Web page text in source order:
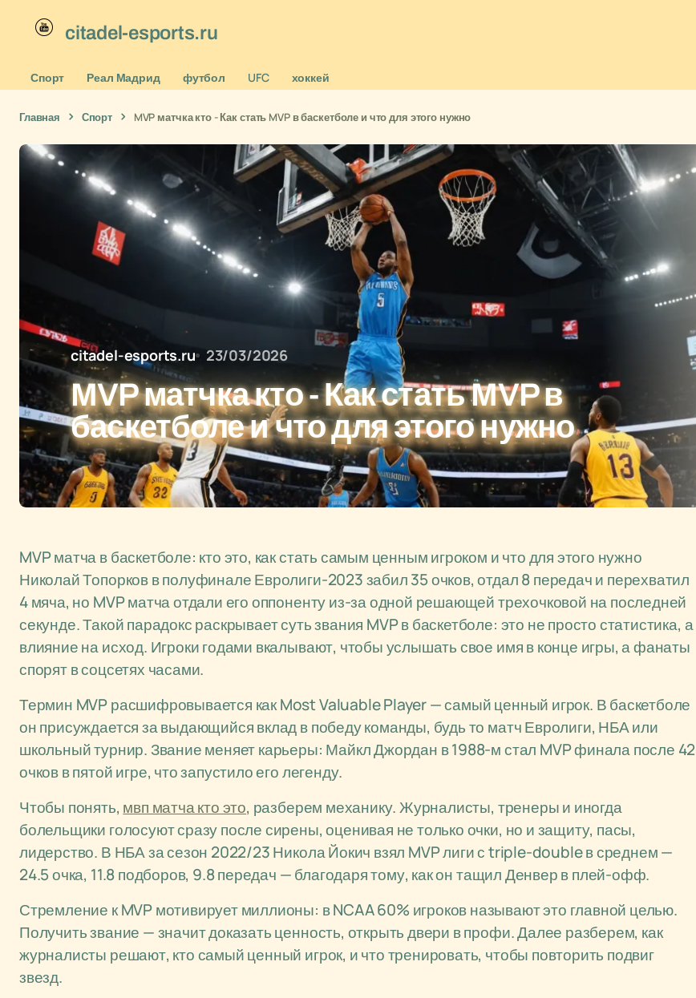
citadel-esports.ru
Спорт Реал Мадрид футбол UFC хоккей
Главная Спорт MVP матчка кто - Как стать MVP в баскетболе и что для этого нужно
citadel-esports.ru 23/03/2026
MVP матчка кто - Как стать MVP в
баскетболе и что для этого нужно
MVP матча в баскетболе: кто это, как стать самым ценным игроком и что для этого нужно
Николай Топорков в полуфинале Евролиги-2023 забил 35 очков, отдал 8 передач и перехватил
4 мяча, но MVP матча отдали его оппоненту из-за одной решающей трехочковой на последней
секунде. Такой парадокс раскрывает суть звания MVP в баскетболе: это не просто статистика, а
влияние на исход. Игроки годами вкалывают, чтобы услышать свое имя в конце игры, а фанаты
спорят в соцсетях часами.
Термин MVP расшифровывается как Most Valuable Player — самый ценный игрок. В баскетболе
он присуждается за выдающийся вклад в победу команды, будь то матч Евролиги, НБА или
школьный турнир. Звание меняет карьеры: Майкл Джордан в 1988-м стал MVP финала после 42
очков в пятой игре, что запустило его легенду.
Чтобы понять, мвп матча кто это, разберем механику. Журналисты, тренеры и иногда
болельщики голосуют сразу после сирены, оценивая не только очки, но и защиту, пасы,
лидерство. В НБА за сезон 2022/23 Никола Йокич взял MVP лиги с triple-double в среднем —
24.5 очка, 11.8 подборов, 9.8 передач — благодаря тому, как он тащил Денвер в плей-офф.
Стремление к MVP мотивирует миллионы: в NCAA 60% игроков называют это главной целью.
Получить звание — значит доказать ценность, открыть двери в профи. Далее разберем, как
журналисты решают, кто самый ценный игрок, и что тренировать, чтобы повторить подвиг
звезд.